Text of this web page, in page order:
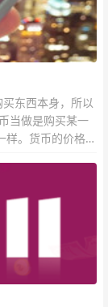
东西本身，所以
当做是购买某一
。货币的价格直